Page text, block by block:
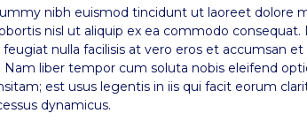
nibh euismod tincidunt ut laoreet dolore
nisl ut aliquip ex ea commodo
nulla facilisis at vero eros et accumsan
liber tempor cum soluta nobis eleifend
est usus legentis in iis qui facit eorum
dynamicus.